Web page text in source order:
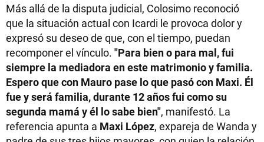
Más allá de la disputa judicial, Colosimo reconoció
que la situación actual con Icardi le provoca dolor y
expresó su deseo de que, con el tiempo, puedan
recomponer el vínculo. "Para bien o para mal, fui
siempre la mediadora en este matrimonio y familia.
Espero que con Mauro pase lo que pasó con Maxi. Él
fue y será familia, durante 12 años fui como su
segunda mamá y él lo sabe bien", manifestó. La
referencia apunta a Maxi López, expareja de Wanda y